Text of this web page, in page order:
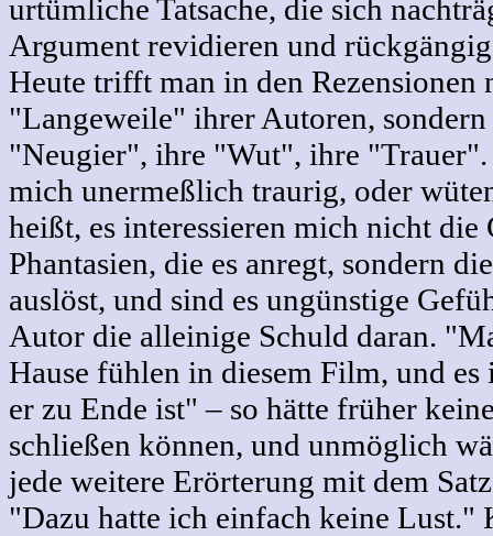
urtümliche Tatsache, die sich
Argument revidieren und
Heute trifft man in den Rezensionen
"Langeweile" ihrer Autoren,
"Neugier", ihre "Wut", ihre "Trauer".
mich unermeßlich traurig, oder
heißt, es interessieren mich nicht die
Phantasien, die es anregt, sondern
auslöst, und sind es ungünstige
Autor die alleinige Schuld daran.
Hause fühlen in diesem Film, und
er zu Ende ist" – so hätte früher
schließen können, und unmöglich
jede weitere Erörterung mit dem
"Dazu hatte ich einfach keine Lust."